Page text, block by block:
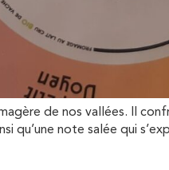
de nos vallées. Il
qu’une note salée qui